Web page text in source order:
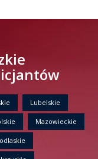
Lubelskie
Mazowieckie